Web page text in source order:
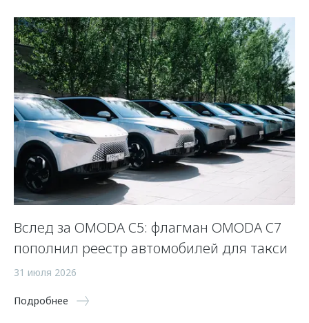
Вслед за OMODA C5: флагман OMODA C7
пополнил реестр автомобилей для такси
31 июля 2026
Подробнее